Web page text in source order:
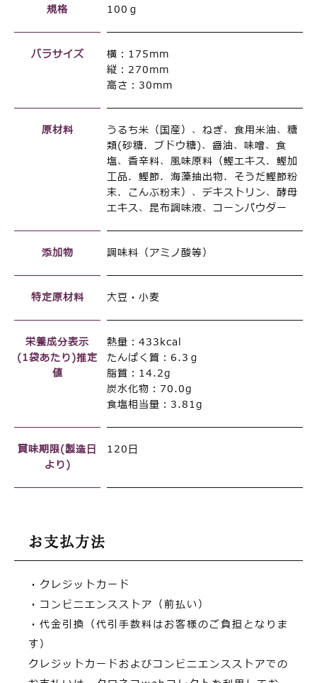
規格 100ｇ
バラサイズ
横：175mm
縦：270mm
高さ：30mm
原材料
うるち米（国産）、ねぎ、食用米油、糖
類(砂糖．ブドウ糖)、醤油、味噌、食
塩、香辛料、風味原料（鰹エキス．鰹加
工品．鰹節．海藻抽出物．そうだ鰹節粉
末．こんぶ粉末）、デキストリン、酵母
エキス、昆布調味液、コーンパウダー
添加物 調味料（アミノ酸等）
特定原材料 大豆・小麦
栄養成分表示
(1袋あたり)推定
値
熱量：433kcal
たんぱく質：6.3ｇ
脂質：14.2g
炭水化物：70.0g
食塩相当量：3.81g
賞味期限(製造日
より)
120日
お支払方法
・クレジットカード
・コンビニエンスストア（前払い）
・代金引換（代引手数料はお客様のご負担となりま
す）
クレジットカードおよびコンビニエンスストアでの